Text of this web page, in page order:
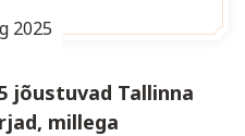
2025
jõustuvad Tallinna
millega